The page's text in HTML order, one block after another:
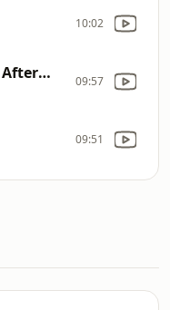
10:02
Who's That Girl (JL & Afterman Mix) 09:57
09:51